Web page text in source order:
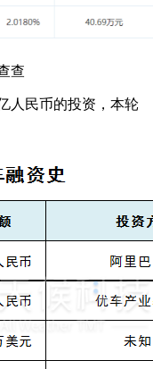
查
人民币的投资，本轮